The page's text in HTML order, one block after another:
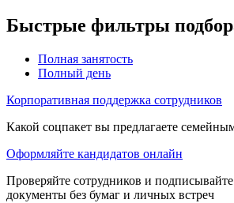
Быстрые фильтры
Полная занятость
Полный день
Корпоративная поддержка сотрудников
Какой соцпакет вы предлагаете
Оформляйте кандидатов онлайн
Проверяйте сотрудников и
документы без бумаг и личных встреч